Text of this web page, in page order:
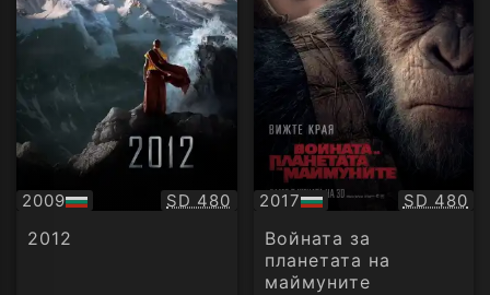
2009
БГ
аудио
Качество:
SD 480
2012
2017
БГ
аудио
SD 480
Войната за
планетата на
маймуните